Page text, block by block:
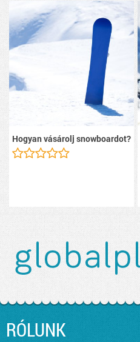
Hogyan vásárolj snowboardot?
RÓLUNK